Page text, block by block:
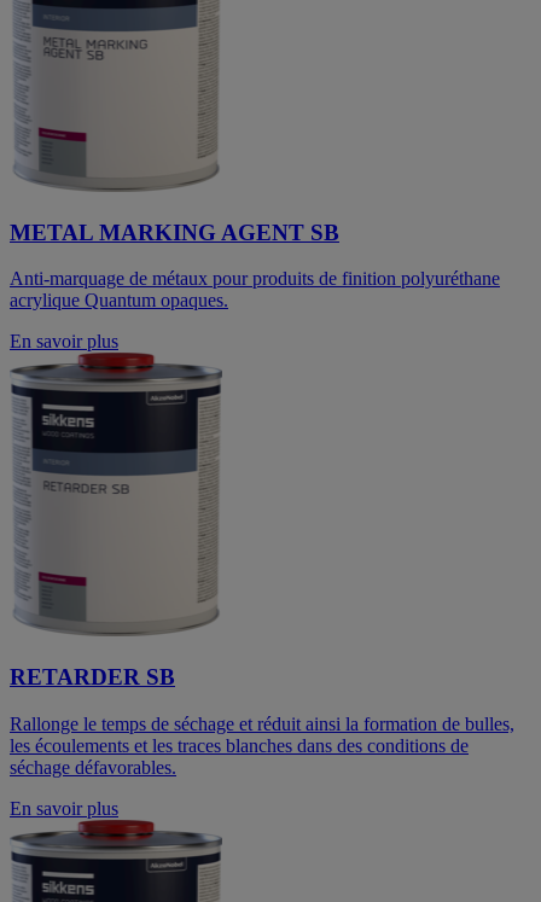
METAL MARKING AGENT SB
Anti-marquage de métaux pour produits de finition polyuréthane
acrylique Quantum opaques.
En savoir plus
RETARDER SB
Rallonge le temps de séchage et réduit ainsi la formation de bulles,
les écoulements et les traces blanches dans des conditions de
séchage défavorables.
En savoir plus